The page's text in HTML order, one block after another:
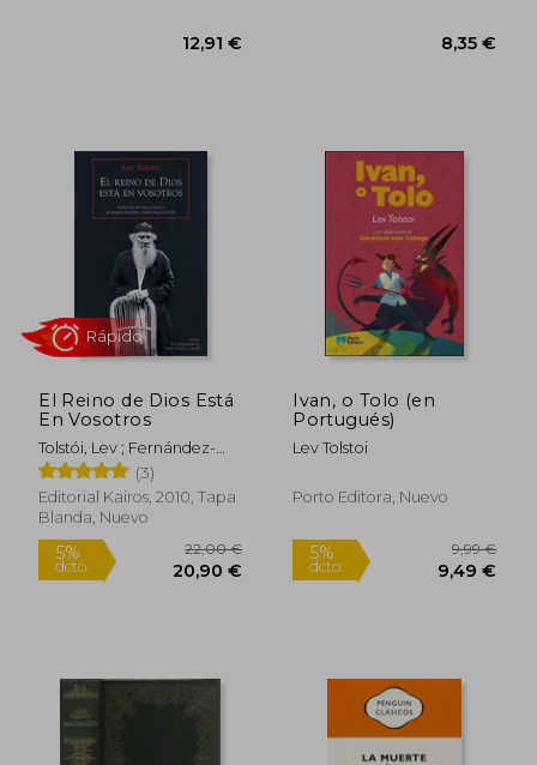
20,41 €
Rápido Rápido
El Reino de Dios Está
En Vosotros
Tolstói, Lev ; Fernández-
Valdés Roig-Gironella,
Joaquín
(3)
Editorial Kairos, 2010, Tapa
Blanda, Nuevo
Ivan, o Tolo (en
Portugués)
Lev Tolstoi
Porto Editora, Nuevo